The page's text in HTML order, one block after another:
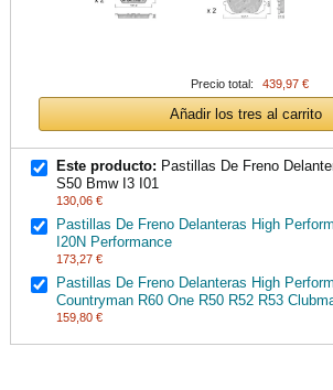
Precio total:
439,97 €
Añadir los tres al carrito
Este producto: Pastillas De Freno
S50 Bmw I3 I01
130,06 €
Pastillas De Freno Delanteras High
I20N Performance
173,27 €
Pastillas De Freno Delanteras High
Countryman R60 One R50 R52 R53
159,80 €